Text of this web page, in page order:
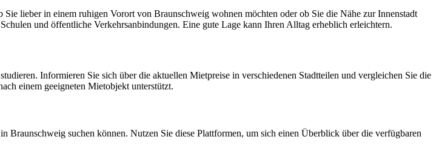
lieber in einem ruhigen Vorort von Braunschweig wohnen möchten oder ob Sie die Nähe zur Innenstadt
und öffentliche Verkehrsanbindungen. Eine gute Lage kann Ihren Alltag erheblich erleichtern.
Informieren Sie sich über die aktuellen Mietpreise in verschiedenen Stadtteilen und vergleichen Sie die
einem geeigneten Mietobjekt unterstützt.
suchen können. Nutzen Sie diese Plattformen, um sich einen Überblick über die verfügbaren